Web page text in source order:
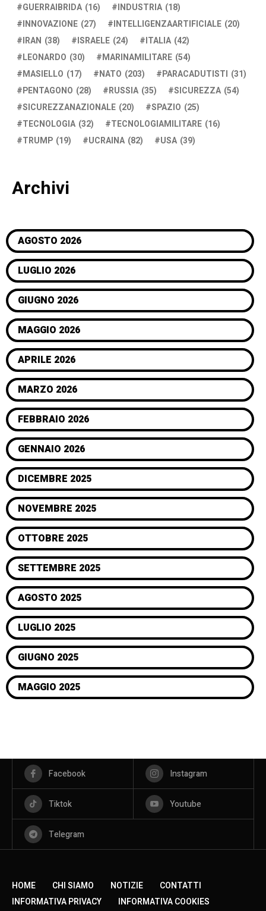
GUERRAIBRIDA (16) INDUSTRIA (18)
INNOVAZIONE (27) INTELLIGENZAARTIFICIALE (20)
IRAN (38) ISRAELE (24) ITALIA (42)
LEONARDO (30) MARINAMILITARE (54)
MASIELLO (17) NATO (203) PARACADUTISTI (31)
PENTAGONO (28) RUSSIA (35) SICUREZZA (54)
SICUREZZANAZIONALE (20) SPAZIO (25)
TECNOLOGIA (32) TECNOLOGIAMILITARE (16)
TRUMP (19) UCRAINA (82) USA (39)
Archivi
AGOSTO 2026
LUGLIO 2026
GIUGNO 2026
MAGGIO 2026
APRILE 2026
MARZO 2026
FEBBRAIO 2026
GENNAIO 2026
DICEMBRE 2025
NOVEMBRE 2025
OTTOBRE 2025
SETTEMBRE 2025
AGOSTO 2025
LUGLIO 2025
GIUGNO 2025
MAGGIO 2025
Facebook Instagram
Tiktok Youtube
Telegram
HOME CHI SIAMO NOTIZIE
CONTATTI
INFORMATIVA PRIVACY
INFORMATIVA COOKIES